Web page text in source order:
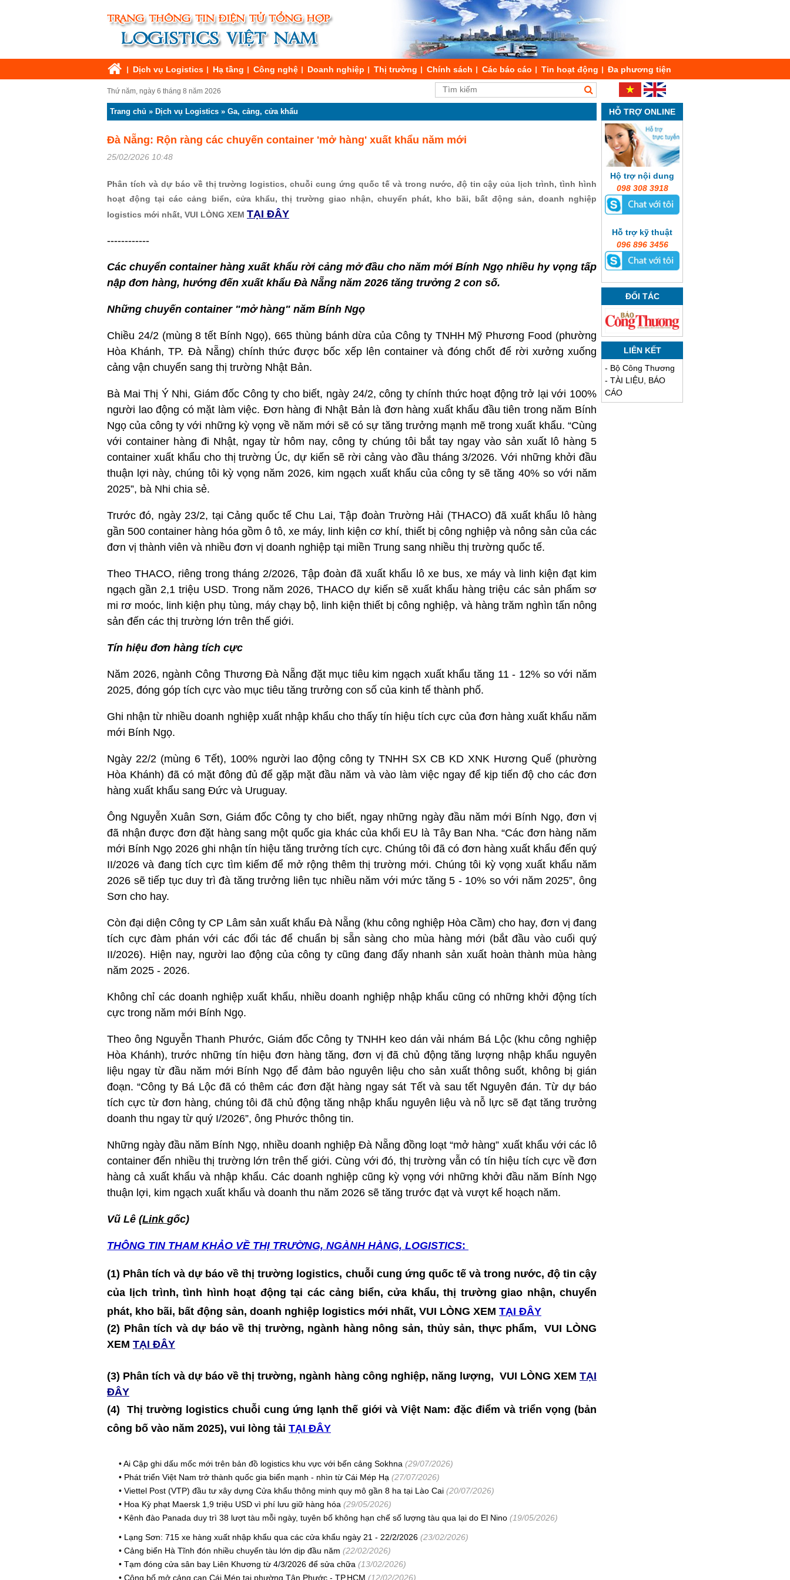
Dịch vụ Logistics Hạ tầng Công nghệ Doanh nghiệp Thị trường Chính sách Các báo cáo Tin hoạt động Đa phương tiện
Thứ năm, ngày 6 tháng 8 năm 2026
Trang chủ » Dịch vụ Logistics » Ga, cảng, cửa khẩu
Đà Nẵng: Rộn ràng các chuyến container 'mở hàng' xuất khẩu năm mới
25/02/2026 10:48
Phân tích và dự báo về thị trường logistics, chuỗi cung ứng quốc tế và trong nước, độ tin cậy của lịch trình, tình hình
hoạt động tại các cảng biển, cửa khẩu, thị trường giao nhận, chuyển phát, kho bãi, bất động sản, doanh nghiệp
logistics mới nhất, VUI LÒNG XEM TẠI ĐÂY
------------
Các chuyển container hàng xuất khẩu rời cảng mở đầu cho năm mới Bính Ngọ nhiều hy vọng tấp
nập đơn hàng, hướng đến xuất khẩu Đà Nẵng năm 2026 tăng trưởng 2 con số.
Những chuyến container "mở hàng" năm Bính Ngọ
Chiều 24/2 (mùng 8 tết Bính Ngọ), 665 thùng bánh dừa của Công ty TNHH Mỹ Phương Food (phường
Hòa Khánh, TP. Đà Nẵng) chính thức được bốc xếp lên container và đóng chốt để rời xưởng xuống
cảng vận chuyển sang thị trường Nhật Bản.
Bà Mai Thị Ý Nhi, Giám đốc Công ty cho biết, ngày 24/2, công ty chính thức hoạt động trở lại với 100%
người lao động có mặt làm việc. Đơn hàng đi Nhật Bản là đơn hàng xuất khẩu đầu tiên trong năm Bính
Ngọ của công ty với những kỳ vọng về năm mới sẽ có sự tăng trưởng mạnh mẽ trong xuất khẩu. “Cùng
với container hàng đi Nhật, ngay từ hôm nay, công ty chúng tôi bắt tay ngay vào sản xuất lô hàng 5
container xuất khẩu cho thị trường Úc, dự kiến sẽ rời cảng vào đầu tháng 3/2026. Với những khởi đầu
thuận lợi này, chúng tôi kỳ vọng năm 2026, kim ngạch xuất khẩu của công ty sẽ tăng 40% so với năm
2025”, bà Nhi chia sẻ.
Trước đó, ngày 23/2, tại Cảng quốc tế Chu Lai, Tập đoàn Trường Hải (THACO) đã xuất khẩu lô hàng
gần 500 container hàng hóa gồm ô tô, xe máy, linh kiện cơ khí, thiết bị công nghiệp và nông sản của các
đơn vị thành viên và nhiều đơn vị doanh nghiệp tại miền Trung sang nhiều thị trường quốc tế.
Theo THACO, riêng trong tháng 2/2026, Tập đoàn đã xuất khẩu lô xe bus, xe máy và linh kiện đạt kim
ngạch gần 2,1 triệu USD. Trong năm 2026, THACO dự kiến sẽ xuất khẩu hàng triệu các sản phẩm sơ
mi rơ moóc, linh kiện phụ tùng, máy chạy bộ, linh kiện thiết bị công nghiệp, và hàng trăm nghìn tấn nông
sản đến các thị trường lớn trên thế giới.
Tín hiệu đơn hàng tích cực
Năm 2026, ngành Công Thương Đà Nẵng đặt mục tiêu kim ngạch xuất khẩu tăng 11 - 12% so với năm
2025, đóng góp tích cực vào mục tiêu tăng trưởng con số của kinh tế thành phố.
Ghi nhận từ nhiều doanh nghiệp xuất nhập khẩu cho thấy tín hiệu tích cực của đơn hàng xuất khẩu năm
mới Bính Ngọ.
Ngày 22/2 (mùng 6 Tết), 100% người lao động công ty TNHH SX CB KD XNK Hương Quế (phường
Hòa Khánh) đã có mặt đông đủ để gặp mặt đầu năm và vào làm việc ngay để kịp tiến độ cho các đơn
hàng xuất khẩu sang Đức và Uruguay.
Ông Nguyễn Xuân Sơn, Giám đốc Công ty cho biết, ngay những ngày đầu năm mới Bính Ngọ, đơn vị
đã nhận được đơn đặt hàng sang một quốc gia khác của khối EU là Tây Ban Nha. “Các đơn hàng năm
mới Bính Ngọ 2026 ghi nhận tín hiệu tăng trưởng tích cực. Chúng tôi đã có đơn hàng xuất khẩu đến quý
II/2026 và đang tích cực tìm kiếm để mở rộng thêm thị trường mới. Chúng tôi kỳ vọng xuất khẩu năm
2026 sẽ tiếp tục duy trì đà tăng trưởng liên tục nhiều năm với mức tăng 5 - 10% so với năm 2025”, ông
Sơn cho hay.
Còn đại diện Công ty CP Lâm sản xuất khẩu Đà Nẵng (khu công nghiệp Hòa Cầm) cho hay, đơn vị đang
tích cực đàm phán với các đối tác để chuẩn bị sẵn sàng cho mùa hàng mới (bắt đầu vào cuối quý
II/2026). Hiện nay, người lao động của công ty cũng đang đẩy nhanh sản xuất hoàn thành mùa hàng
năm 2025 - 2026.
Không chỉ các doanh nghiệp xuất khẩu, nhiều doanh nghiệp nhập khẩu cũng có những khởi động tích
cực trong năm mới Bính Ngọ.
Theo ông Nguyễn Thanh Phước, Giám đốc Công ty TNHH keo dán vải nhám Bá Lộc (khu công nghiệp
Hòa Khánh), trước những tín hiệu đơn hàng tăng, đơn vị đã chủ động tăng lượng nhập khẩu nguyên
liệu ngay từ đầu năm mới Bính Ngọ để đảm bảo nguyên liệu cho sản xuất thông suốt, không bị gián
đoạn. “Công ty Bá Lộc đã có thêm các đơn đặt hàng ngay sát Tết và sau tết Nguyên đán. Từ dự báo
tích cực từ đơn hàng, chúng tôi đã chủ động tăng nhập khẩu nguyên liệu và nỗ lực sẽ đạt tăng trưởng
doanh thu ngay từ quý I/2026”, ông Phước thông tin.
Những ngày đầu năm Bính Ngọ, nhiều doanh nghiệp Đà Nẵng đồng loạt “mở hàng” xuất khẩu với các lô
container đến nhiều thị trường lớn trên thế giới. Cùng với đó, thị trường vẫn có tín hiệu tích cực về đơn
hàng cả xuất khẩu và nhập khẩu. Các doanh nghiệp cũng kỳ vọng với những khởi đầu năm Bính Ngọ
thuận lợi, kim ngạch xuất khẩu và doanh thu năm 2026 sẽ tăng trước đạt và vượt kế hoạch năm.
Vũ Lê (Link gốc)
THÔNG TIN THAM KHẢO VỀ THỊ TRƯỜNG, NGÀNH HÀNG, LOGISTICS:
(1) Phân tích và dự báo về thị trường logistics, chuỗi cung ứng quốc tế và trong nước, độ tin cậy
của lịch trình, tình hình hoạt động tại các cảng biển, cửa khẩu, thị trường giao nhận, chuyển
phát, kho bãi, bất động sản, doanh nghiệp logistics mới nhất, VUI LÒNG XEM TẠI ĐÂY
(2) Phân tích và dự báo về thị trường, ngành hàng nông sản, thủy sản, thực phẩm, VUI LÒNG
XEM TẠI ĐÂY
(3) Phân tích và dự báo về thị trường, ngành hàng công nghiệp, năng lượng, VUI LÒNG XEM TẠI
ĐÂY
(4)Thị trường logistics chuỗi cung ứng lạnh thế giới và Việt Nam: đặc điểm và triển vọng (bản
công bố vào năm 2025), vui lòng tải TẠI ĐÂY
•Ai Cập ghi dấu mốc mới trên bản đồ logistics khu vực với bến cảng Sokhna (29/07/2026)
• Phát triển Việt Nam trở thành quốc gia biển mạnh - nhìn từ Cái Mép Hạ (27/07/2026)
• Viettel Post (VTP) đầu tư xây dựng Cửa khẩu thông minh quy mô gần 8 ha tại Lào Cai (20/07/2026)
• Hoa Kỳ phạt Maersk 1,9 triệu USD vì phí lưu giữ hàng hóa (29/05/2026)
• Kênh đào Panada duy trì 38 lượt tàu mỗi ngày, tuyên bố không hạn chế số lượng tàu qua lại do El Nino (19/05/2026)
• Lạng Sơn: 715 xe hàng xuất nhập khẩu qua các cửa khẩu ngày 21 - 22/2/2026 (23/02/2026)
• Cảng biển Hà Tĩnh đón nhiều chuyến tàu lớn dịp đầu năm (22/02/2026)
• Tạm đóng cửa sân bay Liên Khương từ 4/3/2026 để sửa chữa (13/02/2026)
• Công bố mở cảng cạn Cái Mép tại phường Tân Phước - TP.HCM (12/02/2026)
HỖ TRỢ ONLINE
Hộ trợ nội dung
098 308 3918
Hỗ trợ kỹ thuật
096 896 3456
ĐỐI TÁC
LIÊN KẾT
- Bộ Công Thương
- TÀI LIỆU, BÁO
CÁO